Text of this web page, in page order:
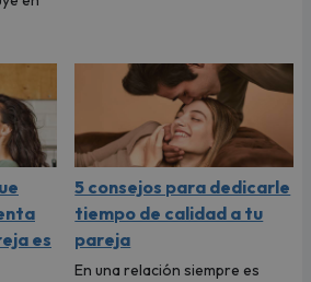
es
5 consejos para dedicarle
tiempo de calidad a tu
pareja
En una relación siempre es